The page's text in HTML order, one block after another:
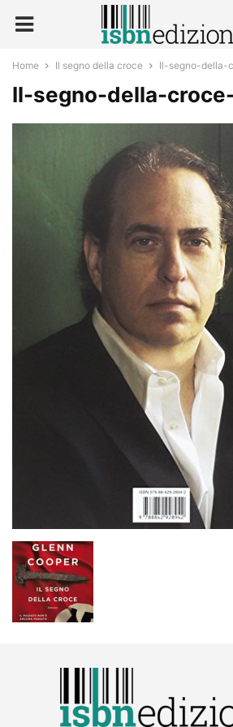
Home Il segno della croce Il-segno-della-
Il-segno-della-